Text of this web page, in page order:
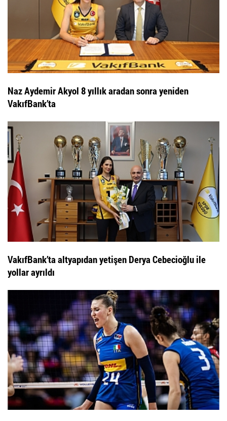
Naz Aydemir Akyol 8 yıllık aradan sonra yeniden
VakıfBank’ta
VakıfBank’ta altyapıdan yetişen Derya Cebecioğlu ile
yollar ayrıldı